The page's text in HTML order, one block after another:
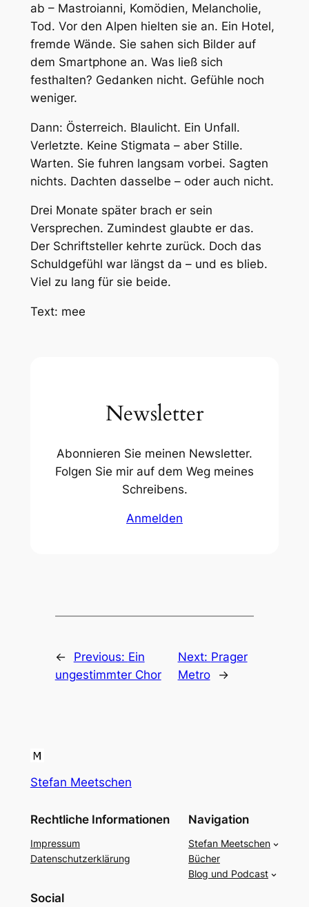
ab – Mastroianni, Komödien, Melancholie,
Tod. Vor den Alpen hielten sie an. Ein Hotel,
fremde Wände. Sie sahen sich Bilder auf
dem Smartphone an. Was ließ sich
festhalten? Gedanken nicht. Gefühle noch
weniger.
Dann: Österreich. Blaulicht. Ein Unfall.
Verletzte. Keine Stigmata – aber Stille.
Warten. Sie fuhren langsam vorbei. Sagten
nichts. Dachten dasselbe – oder auch nicht.
Drei Monate später brach er sein
Versprechen. Zumindest glaubte er das.
Der Schriftsteller kehrte zurück. Doch das
Schuldgefühl war längst da – und es blieb.
Viel zu lang für sie beide.
Text: mee
Newsletter
Abonnieren Sie meinen Newsletter.
Folgen Sie mir auf dem Weg meines
Schreibens.
Anmelden
← Previous: Ein
ungestimmter Chor
Next: Prager
Metro
→
Stefan Meetschen
Rechtliche Informationen
Impressum
Datenschutzerklärung
Navigation
Stefan Meetschen
Bücher
Blog und Podcast
Social